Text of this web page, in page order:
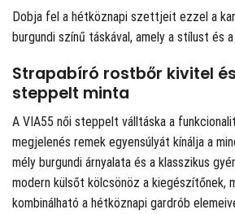
Dobja fel a hétköznapi szettjeit ezzel a
burgundi színű táskával, amely a stílust és
Strapabíró rostbőr kivitel
steppelt minta
A VIA55 női steppelt válltáska a
megjelenés remek egyensúlyát kínálja a
mély burgundi árnyalata és a klasszikus
modern külsőt kölcsönöz a kiegészítőnek,
kombinálható a hétköznapi gardrób